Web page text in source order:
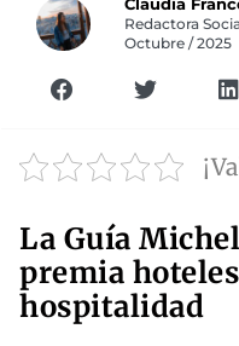
Redactora
Octubre / 2025
La Guía
premia
hospitalidad